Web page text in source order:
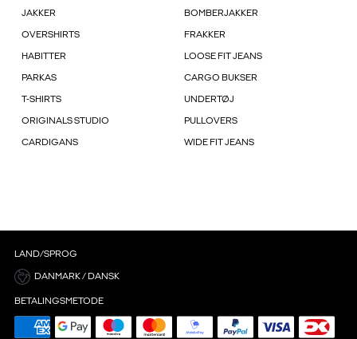
JAKKER BOMBERJAKKER
OVERSHIRTS FRAKKER
HABITTER LOOSE FIT JEANS
PARKAS CARGO BUKSER
T-SHIRTS UNDERTØJ
ORIGINALS STUDIO PULLOVERS
CARDIGANS WIDE FIT JEANS
LAND/SPROG
DANMARK / DANSK
BETALINGSMETODE